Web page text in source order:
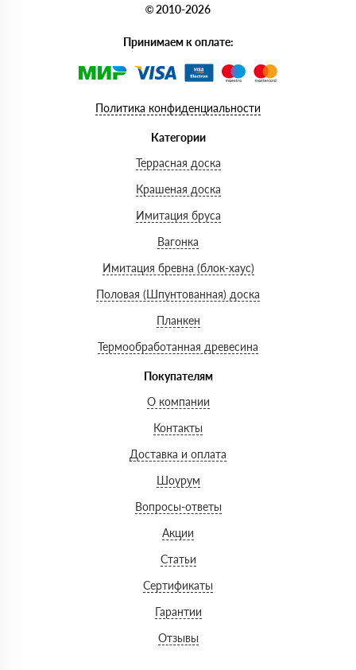
© 2010-2026
Принимаем к оплате:
Политика конфиденциальности
Категории
Террасная доска
Крашеная доска
Имитация бруса
Вагонка
Имитация бревна (блок-хаус)
Половая (Шпунтованная) доска
Планкен
Термообработанная древесина
Покупателям
О компании
Контакты
Доставка и оплата
Шоурум
Вопросы-ответы
Акции
Статьи
Сертификаты
Гарантии
Отзывы